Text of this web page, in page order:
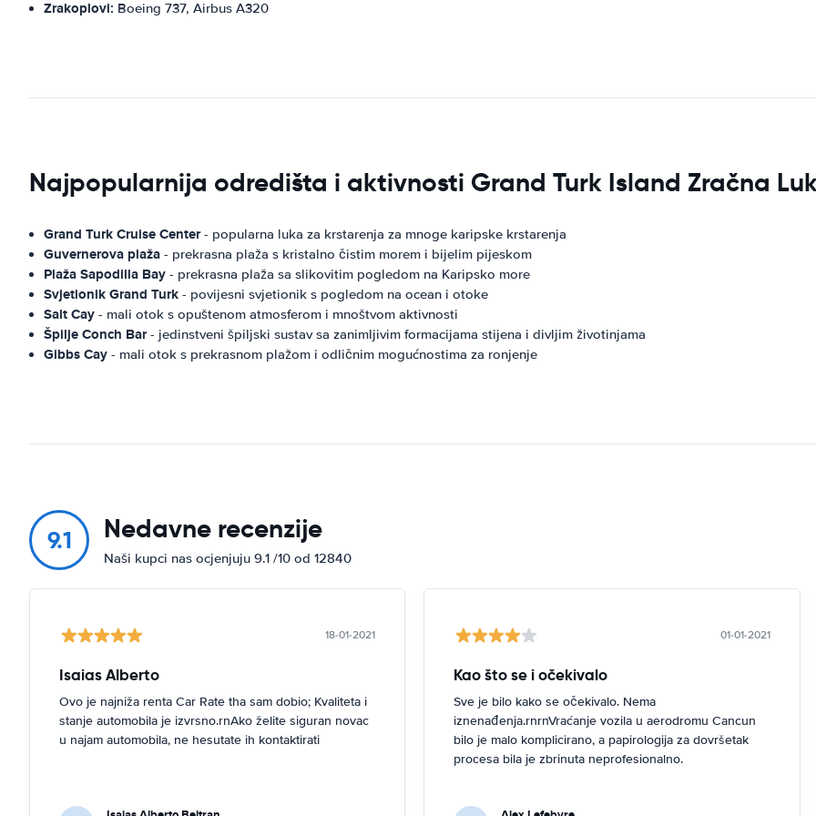
Zrakoplovi: Boeing 737, Airbus A320
Najpopularnija odredišta i aktivnosti Grand Turk Island Zračna
Grand Turk Cruise Center- popularna luka za krstarenja za mnoge karipske krstarenja
Guvernerova plaža - prekrasna plaža s kristalno čistim morem i bijelim pijeskom
Plaža Sapodilla Bay - prekrasna plaža sa slikovitim pogledom na Karipsko more
Svjetionik Grand Turk - povijesni svjetionik s pogledom na ocean i otoke
Salt Cay - mali otok s opuštenom atmosferom i mnoštvom aktivnosti
Špilje Conch Bar- jedinstveni špiljski sustav sa zanimljivim formacijama stijena i divljim životinjama
Gibbs Cay - mali otok s prekrasnom plažom i odličnim mogućnostima za ronjenje
9.1 Nedavne recenzije
Naši kupci nas ocjenjuju 9.1 /10 od 12840
18-01-2021
Isaias Alberto
Ovo je najniža renta Car Rate tha sam dobio; Kvaliteta i
stanje automobila je izvrsno.rnAko želite siguran novac
u najam automobila, ne hesutate ih kontaktirati
01-01-2021
Kao što se i očekivalo
Sve je bilo kako se očekivalo. Nema
iznenađenja.rnrnVraćanje vozila u aerodromu Cancun
bilo je malo komplicirano, a papirologija za dovršetak
procesa bila je zbrinuta neprofesionalno.